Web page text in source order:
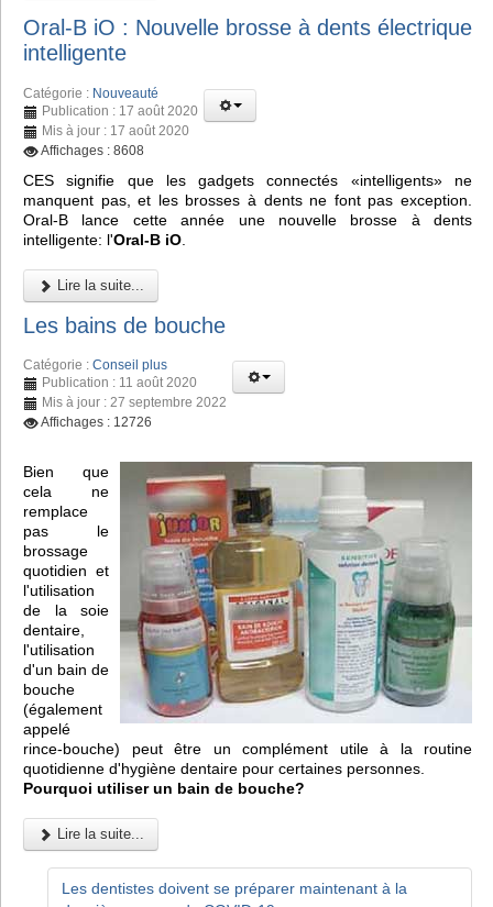
Oral-B iO : Nouvelle brosse à dents électrique
intelligente
Catégorie : Nouveauté
Publication : 17 août 2020
Mis à jour : 17 août 2020
Affichages : 8608
CES signifie que les gadgets connectés «intelligents» ne
manquent pas, et les brosses à dents ne font pas exception.
Oral-B lance cette année une nouvelle brosse à dents
intelligente: l'Oral-B iO
Lire la suite...
Les bains de bouche
Catégorie : Conseil plus
Publication : 11 août 2020
Mis à jour : 27 septembre 2022
Affichages : 12726
Bien que
cela ne
remplace
pas le
brossage
quotidien et
l'utilisation
de la soie
dentaire,
l'utilisation
d'un bain de
bouche
(également
appelé
rince-bouche) peut être un complément utile à la routine
quotidienne d'hygiène dentaire pour certaines personnes.
Pourquoi utiliser un bain de bouche?
Lire la suite...
Les dentistes doivent se préparer maintenant à la